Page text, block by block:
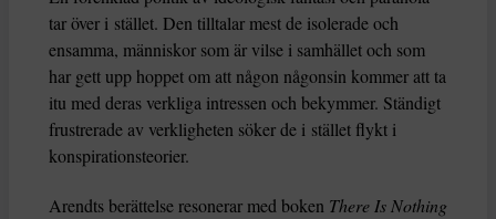
tar över i stället. Den tilltalar mest de isolerade och
ensamma, människor som är vilse i samhället och som
har gett upp hoppet om att någon någonsin kommer att ta
itu med deras verkliga intressen och bekymmer. Ständigt
frustrerade av verkligheten söker de i stället flykt i
konspirationsteorier.
Arendts berättelse resonerar med boken There Is Nothing